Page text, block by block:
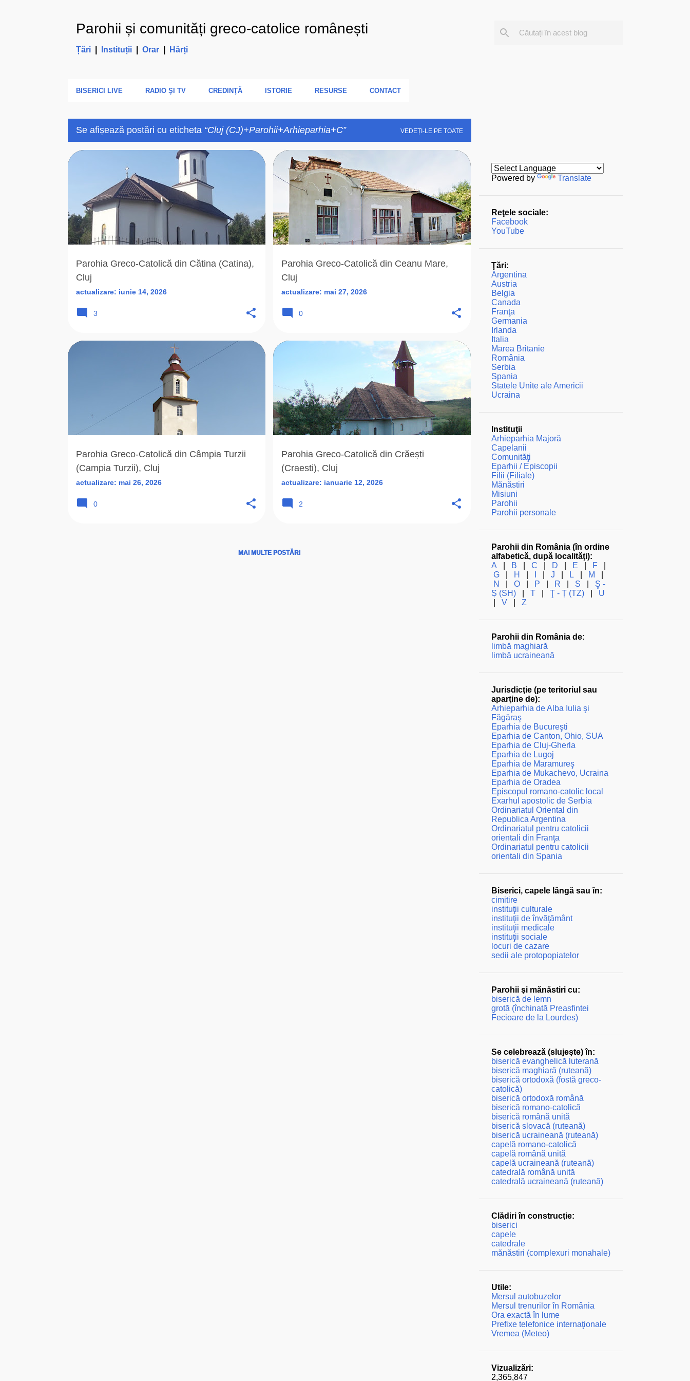
Parohii și comunități greco-catolice românești
Țări| Instituții| Orar| Hărți
BISERICI LIVE RADIO ŞI TV CREDINŢĂ ISTORIE RESURSE CONTACT
Se afișează postări cu eticheta Cluj (CJ)+Parohii+Arhieparhia+C VEDEȚI-LE PE TOATE
P
t
ă
r
Parohia Greco-Catolică din Cătina (Catina),
Cluj
actualizare: iunie 14, 2026
ARHIEPARHIA BISERICA ROMANA UNITA
3
Parohia Greco-Catolică din Ceanu Mare,
Cluj
actualizare: mai 27, 2026
ARHIEPARHIA C CAPELA ROMANA UNITA
0
Parohia Greco-Catolică din Câmpia Turzii
(Campia Turzii), Cluj
actualizare: mai 26, 2026
BISERICA ROMANA UNITA
0
Parohia Greco-Catolică din Crăești
(Craesti), Cluj
actualizare: ianuarie 12, 2026
BISERICA DE LEMN +7
2
MAI MULTE POSTĂRI
Powered by Translate
Reţele sociale:
Facebook
YouTube
Ţări:
Argentina
Austria
Belgia
Canada
Franţa
Germania
Irlanda
Italia
Marea Britanie
România
Serbia
Spania
Statele Unite ale Americii
Ucraina
Instituţii
Arhieparhia Majoră
Capelanii
Comunităţi
Eparhii / Episcopii
Filii (Filiale)
Mănăstiri
Misiuni
Parohii
Parohii personale
Parohii din România (în ordine
alfabetică, după localităţi):
A
B C D E F|
G| H J L M
N
O| P R S
Ş -
Ș (SH)| T| Ţ - Ț (TZ)| U
V| Z
Parohii din România de:
limbă maghiară
limbă ucraineană
Jurisdicţie (pe teritoriul sau
aparţine de):
Arhieparhia de Alba Iulia şi
Făgăraş
Eparhia de Bucureşti
Eparhia de Canton, Ohio, SUA
Eparhia de Cluj-Gherla
Eparhia de Lugoj
Eparhia de Maramureş
Eparhia de Mukachevo, Ucraina
Eparhia de Oradea
Episcopul romano-catolic local
Exarhul apostolic de Serbia
Ordinariatul Oriental din
Republica Argentina
Ordinariatul pentru catolicii
orientali din Franţa
Ordinariatul pentru catolicii
orientali din Spania
Biserici, capele lângă sau în:
cimitire
instituţii culturale
instituţii de învăţământ
instituţii medicale
instituţii sociale
locuri de cazare
sedii ale protopopiatelor
Parohii şi mănăstiri cu:
biserică de lemn
grotă (închinată Preasfintei
Fecioare de la Lourdes)
Se celebrează (slujeşte) în:
biserică evanghelică luterană
biserică maghiară (ruteană)
biserică ortodoxă (fostă greco-
catolică)
biserică ortodoxă română
biserică romano-catolică
biserică română unită
biserică slovacă (ruteană)
biserică ucraineană (ruteană)
capelă romano-catolică
capelă română unită
capelă ucraineană (ruteană)
catedrală română unită
catedrală ucraineană (ruteană)
Clădiri în construcţie:
biserici
capele
catedrale
mănăstiri (complexuri monahale)
Utile:
Mersul autobuzelor
Mersul trenurilor în România
Ora exactă în lume
Prefixe telefonice internaţionale
Vremea (Meteo)
Vizualizări:
2,365,847